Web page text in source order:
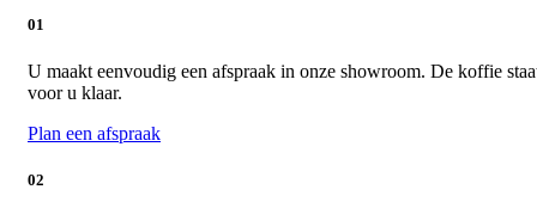
01
U maakt eenvoudig een afspraak in onze showroom. De koffie
voor u klaar.
Plan een afspraak
02